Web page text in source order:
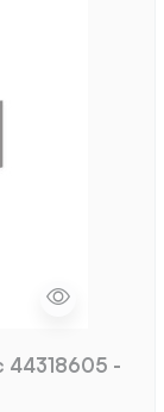
44318605 -